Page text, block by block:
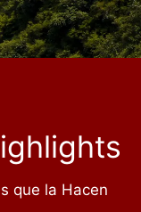
que la Hacen